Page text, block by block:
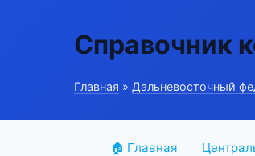
Справочник
Главная » Дальневосточный
🏠 Главная